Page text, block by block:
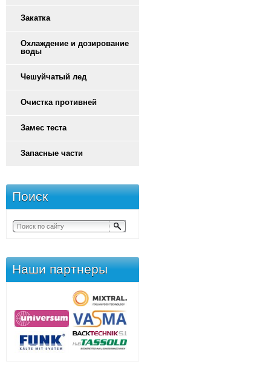
Закатка
Охлаждение и дозирование
воды
Чешуйчатый лед
Очистка противней
Замес теста
Запасные части
Поиск
Наши партнеры